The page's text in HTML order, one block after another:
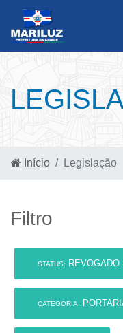
Início Legislação
Filtro
STATUS: REVOGADO
CATEGORIA: